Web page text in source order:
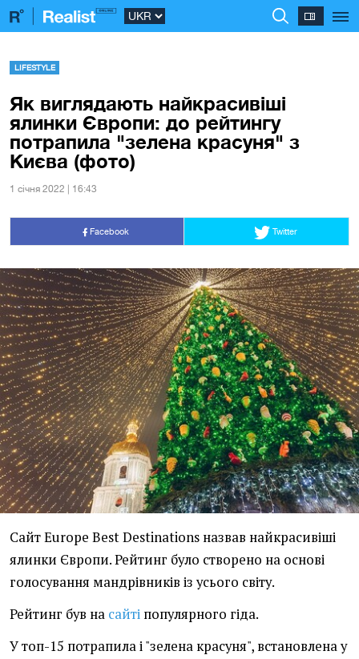
LIFESTYLE
Як виглядають найкрасивіші
ялинки Європи: до рейтингу
потрапила "зелена красуня" з
Києва (фото)
1 сiчня 2022 | 16:43
Facebook Twitter
Сайт Europe Best Destinations назвав найкрасивіші
ялинки Європи. Рейтинг було створено на основі
голосування мандрівників із усього світу.
Рейтинг був на сайті популярного гіда.
У топ-15 потрапила і "зелена красуня", встановлена у